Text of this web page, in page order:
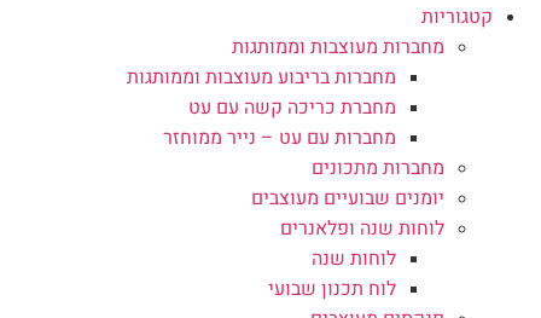
קטגוריות
מחברות מעוצבות וממותגות
מחברות בריבוע מעוצבות וממותגות
מחברת כריכה קשה עם עט
מחברות עם עט – נייר ממוחזר
מחברות מתכונים
יומנים שבועיים מעוצבים
לוחות שנה ופלאנרים
לוחות שנה
לוח תכנון שבועי